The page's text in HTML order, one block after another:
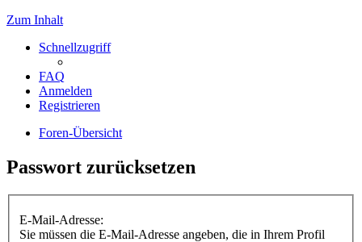
Zum Inhalt
Schnellzugriff
FAQ
Anmelden
Registrieren
Foren-Übersicht
Passwort zurücksetzen
E-Mail-Adresse:
Sie müssen die E-Mail-Adresse angeben, die in Ihrem Profil